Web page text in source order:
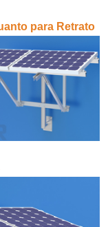
para Retrato